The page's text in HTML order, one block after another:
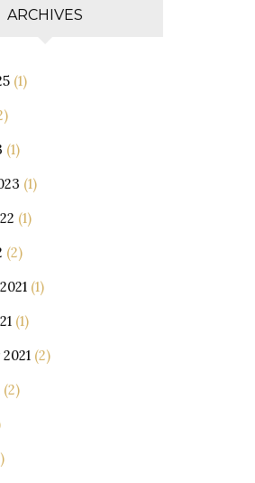
ARCHIVES
(1)
(1)
(1)
(1)
(2)
(1)
(1)
(2)
(2)